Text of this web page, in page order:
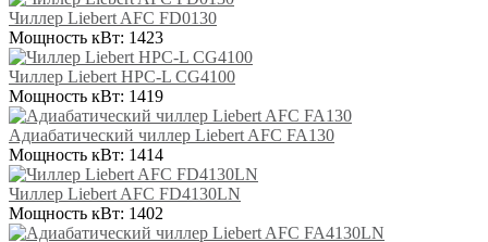
Чиллер Liebert AFC FD0130
Мощность кВт: 1423
Чиллер Liebert HPC-L CG4100
Мощность кВт: 1419
Адиабатический чиллер Liebert AFC FA130
Мощность кВт: 1414
Чиллер Liebert AFC FD4130LN
Мощность кВт: 1402